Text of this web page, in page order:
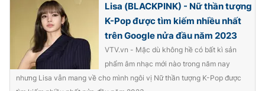
Thị trường
Tư vấn
Lịch phát sóng
Chuyên mục khác
Emagazine Podcast
Lisa (BLACKPINK) - Nữ thần tượng
K-Pop được tìm kiếm nhiều nhất
trên Google nửa đầu năm 2023
VTV.vn - Mặc dù không hề có bất kì sản
phẩm âm nhạc mới nào trong năm nay
nhưng Lisa vẫn mang về cho mình ngôi vị Nữ thần tượng K-Pop được